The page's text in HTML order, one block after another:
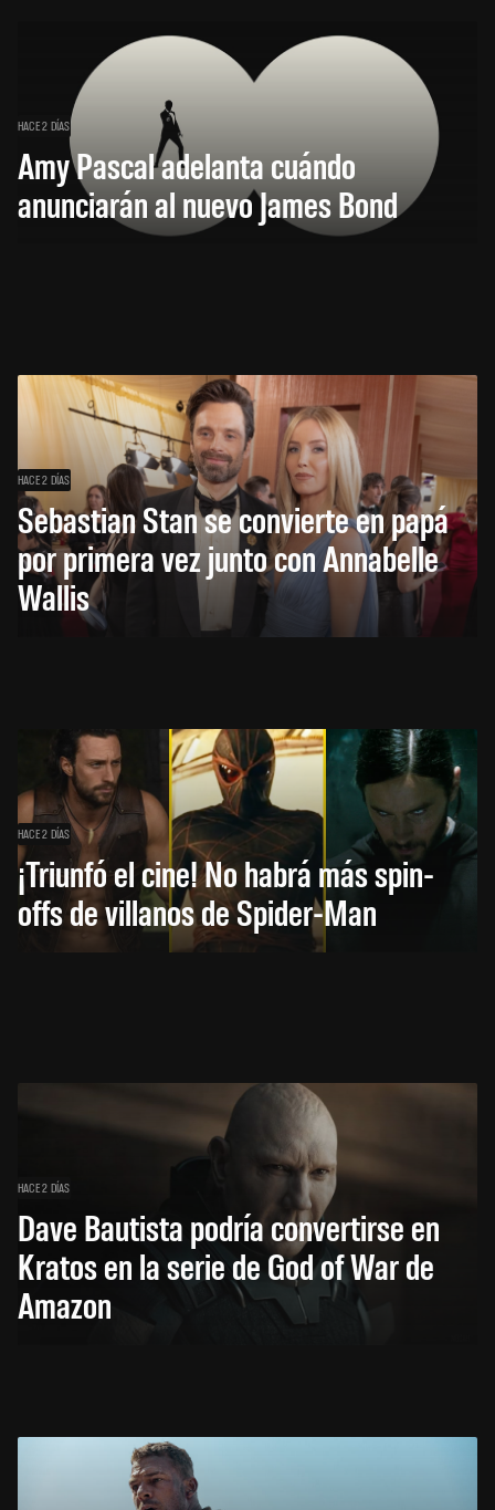
HACE 2 DÍAS
Amy Pascal adelanta cuándo
anunciarán al nuevo James Bond
HACE 2 DÍAS
Sebastian Stan se convierte en papá
por primera vez junto con Annabelle
Wallis
HACE 2 DÍAS
¡Triunfó el cine! No habrá más spin-
offs de villanos de Spider-Man
HACE 2 DÍAS
Dave Bautista podría convertirse en
Kratos en la serie de God of War de
Amazon